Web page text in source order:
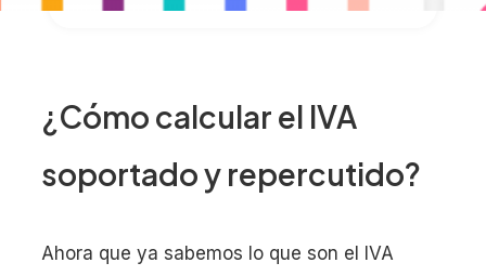
¿Cómo calcular el IVA
soportado y repercutido?
Ahora que ya sabemos lo que son el IVA